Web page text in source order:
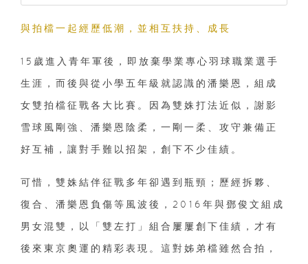
與拍檔一起經歷低潮，並相互扶持、成長
15歲進入青年軍後，即放棄學業專心羽球職業選手
生涯，而後與從小學五年級就認識的潘樂恩，組成
女雙拍檔征戰各大比賽。因為雙姝打法近似，謝影
雪球風剛強、潘樂恩陰柔，一剛一柔、攻守兼備正
好互補，讓對手難以招架，創下不少佳績。
可惜，雙姝結伴征戰多年卻遇到瓶頸；歷經拆夥、
復合、潘樂恩負傷等風波後，2016年與鄧俊文組成
男女混雙，以「雙左打」組合屢屢創下佳績，才有
後來東京奧運的精彩表現。這對姊弟檔雖然合拍，